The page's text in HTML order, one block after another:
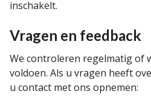
inschakelt.
Vragen en feedback
We controleren regelmatig of
voldoen. Als u vragen heeft
u contact met ons opnemen: